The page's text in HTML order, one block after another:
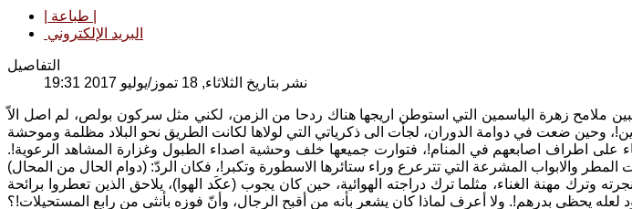
البريد الإلكتروني
التفاصيل
نشر بتاريخ الثلاثاء, 18 تموز/يوليو 2017 19:31
ملامح زهرة الياسمين التي استوطن اريجها هناك ردحا من الزمن، لكني مثل سركون بولص، لم اصل الاّ
على اطراف اصابعهم في المنام!، فتوارت جميعها خلف وحشية اصداء الطبول وغزارة المشاهد الرعوية!.
وترك مهنة الغناء، مثلما ترك دراجته الهوائية، حين كان يجوب (عكَد الهوا)، يلاحق الذين تعطروا برائحة